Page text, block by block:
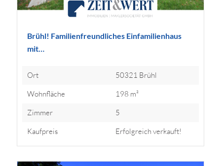
Brühl! Familienfreundliches Einfamilienhaus
mit…
Ort
50321 Brühl
Wohnfläche
198 m²
Zimmer
5
Kaufpreis
Erfolgreich verkauft!